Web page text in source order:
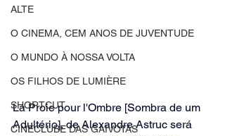
ALTE
O CINEMA, CEM ANOS DE JUVENTUDE
O MUNDO À NOSSA VOLTA
OS FILHOS DE LUMIÈRE
SHORTCUT
CINECLUBE DAS GAIVOTAS
La Proie pour l'Ombre [Sombra de um
Adultério], de Alexandre Astruc será